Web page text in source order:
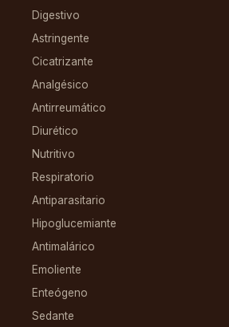
Digestivo
Astringente
Cicatrizante
Analgésico
Antirreumático
Diurético
Nutritivo
Respiratorio
Antiparasitario
Hipoglucemiante
Antimalárico
Emoliente
Enteógeno
Sedante